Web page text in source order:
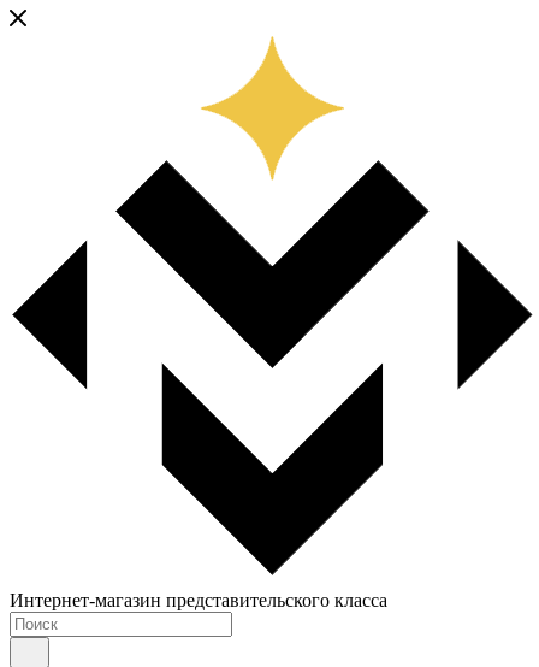
Интернет-магазин представительского класса